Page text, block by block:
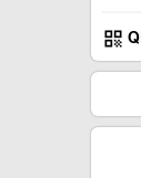
qr_code